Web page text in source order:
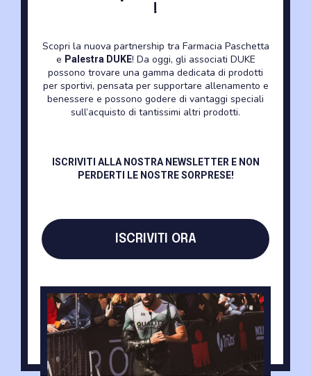
'cause toda_
Invio ricette.
!
Scopri la nuova partnership tra Farmacia Paschetta
e Palestra DUKE! Da oggi, gli associati DUKE
possono trovare una gamma dedicata di prodotti
per sportivi, pensata per supportare allenamento e
benessere e possono godere di vantaggi speciali
sull’acquisto di tantissimi altri prodotti.
ISCRIVITI ALLA NOSTRA NEWSLETTER E NON
PERDERTI LE NOSTRE SORPRESE!
ISCRIVITI ORA